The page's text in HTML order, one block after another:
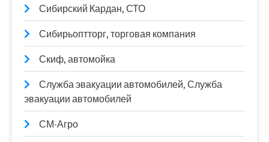
Сибирский Кардан, СТО
Сибирьоптторг, торговая компания
Скиф, автомойка
Служба эвакуации автомобилей, Служба
эвакуации автомобилей
СМ-Агро